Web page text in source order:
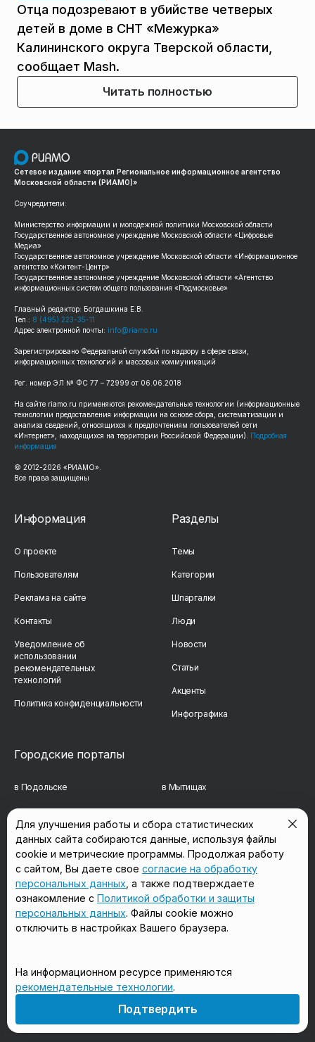
Отца подозревают в убийстве четверых
детей в доме в СНТ «Межурка»
Калининского округа Тверской области,
сообщает Mash.
Читать полностью
Сетевое издание «портал Региональное информационное агентство
Московской области (РИАМО)»
Соучредители:
Министерство информации и молодежной политики Московской области
Государственное автономное учреждение Московской области «Цифровые
Медиа»
Государственное автономное учреждение Московской области «Информационное
агентство «Контент-Центр»
Государственное автономное учреждение Московской области «Агентство
информационных систем общего пользования «Подмосковье»
Главный редактор: Богдашкина Е.В.
Тел.: 8 (495) 223-35-11
Адрес электронной почты: info@riamo.ru
Зарегистрировано Федеральной службой по надзору в сфере связи,
информационных технологий и массовых коммуникаций
Рег. номер ЭЛ № ФС 77 – 72999 от 06.06.2018
На сайте riamo.ru применяются рекомендательные технологии (информационные
технологии предоставления информации на основе сбора, систематизации и
анализа сведений, относящихся к предпочтениям пользователей сети
«Интернет», находящихся на территории Российской Федерации). Подробная
информация
© 2012-2026 «РИАМО».
Все права защищены
Информация
О проекте
Пользователям
Реклама на сайте
Контакты
Уведомление об
использовании
рекомендательных
технологий
Политика конфиденциальности
Разделы
Темы
Категории
Шпаргалки
Люди
Новости
Статьи
Акценты
Инфографика
Городские порталы
в Подольске в Мытищах
в Сергиевом Посаде в Люберцах
в Красногорске в Королёве
в Домодедово в Щёлково
18+
Мы в соцсетях
Для улучшения работы и сбора статистических
данных сайта собираются данные, используя файлы
cookie и метрические программы. Продолжая работу
с сайтом, Вы даете свое согласие на обработку
персональных данных , а также подтверждаете
ознакомление с Политикой обработки и защиты
персональных данных. Файлы cookie можно
отключить в настройках Вашего браузера.
На информационном ресурсе применяются
рекомендательные технологии.
Подтвердить